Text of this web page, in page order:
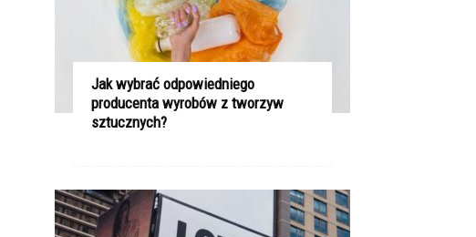
Jak wybrać odpowiedniego
producenta wyrobów z tworzyw
sztucznych?